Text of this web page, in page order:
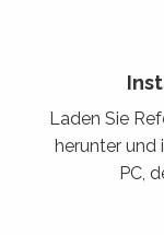
Laden Sie
herunter und
PC,